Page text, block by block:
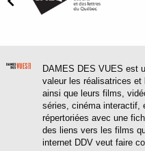
DAMES DES VUES est
valeur les réalisatrices
ainsi que leurs films,
séries, cinéma interactif,
répertoriées avec une
des liens vers les films
internet DDV veut faire